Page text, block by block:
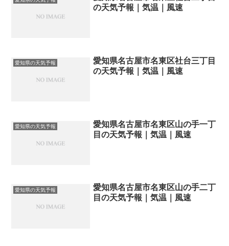
の天気予報｜気温｜風速
愛知県の天気予報
愛知県名古屋市名東区社台三丁目
の天気予報｜気温｜風速
愛知県の天気予報
愛知県名古屋市名東区山の手一丁
目の天気予報｜気温｜風速
愛知県の天気予報
愛知県名古屋市名東区山の手二丁
目の天気予報｜気温｜風速